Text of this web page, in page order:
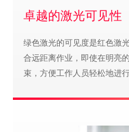
卓越的激光可见性
绿色激光的可见度是红色激
合远距离作业，即使在明亮
束，方便工作人员轻松地进